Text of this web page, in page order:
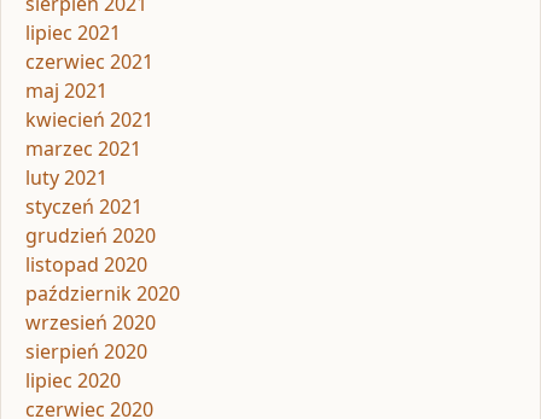
lipiec 2021
czerwiec 2021
maj 2021
kwiecień 2021
marzec 2021
luty 2021
styczeń 2021
grudzień 2020
listopad 2020
październik 2020
wrzesień 2020
sierpień 2020
lipiec 2020
czerwiec 2020